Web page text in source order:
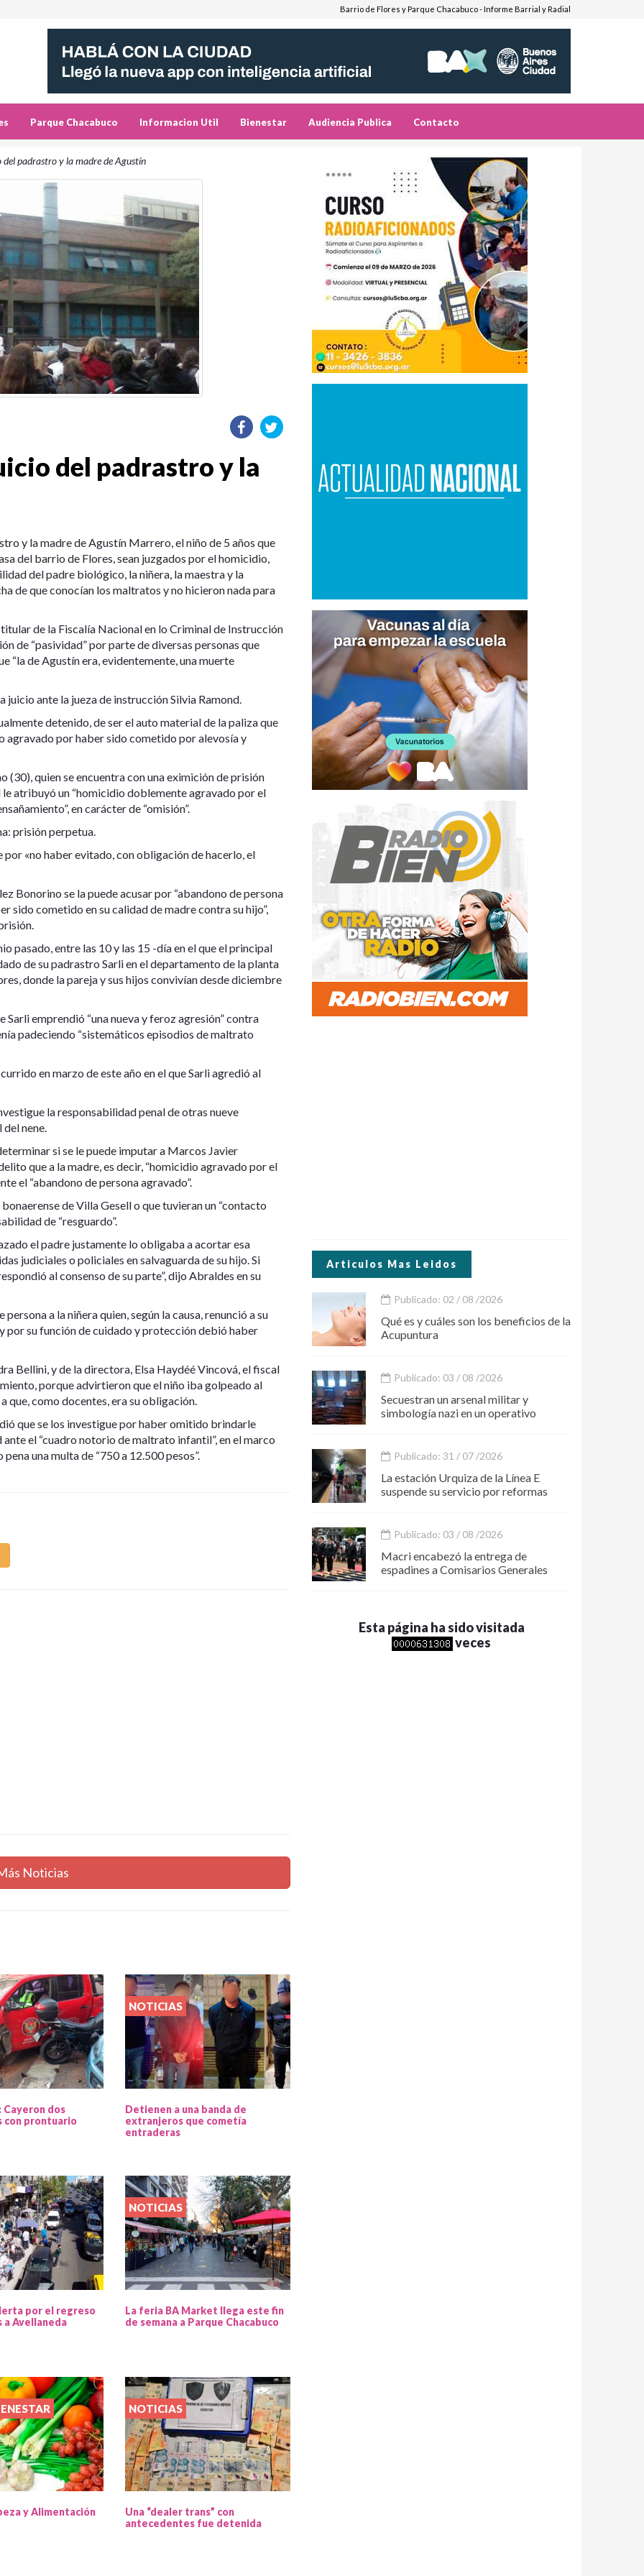
Barrio de Flores y Parque Chacabuco - Informe Barrial y Radial
Parque Chacabuco Informacion Util Bienestar Audiencia Publica Contacto
del padrastro y la madre de Agustín
del padrastro y la
y la madre de Agustín Marrero, el niño de 5 años que
del barrio de Flores, sean juzgados por el homicidio,
del padre biológico, la niñera, la maestra y la
de que conocían los maltratos y no hicieron nada para
de la Fiscalía Nacional en lo Criminal de Instrucción
de “pasividad” por parte de diversas personas que
“la de Agustín era, evidentemente, una muerte
ante la jueza de instrucción Silvia Ramond.
detenido, de ser el auto material de la paliza que
agravado por haber sido cometido por alevosía y
(30), quien se encuentra con una eximición de prisión
atribuyó un “homicidio doblemente agravado por el
en carácter de “omisión”.
prisión perpetua.
«no haber evitado, con obligación de hacerlo, el
Bonorino se la puede acusar por “abandono de persona
sido cometido en su calidad de madre contra su hijo”,
pasado, entre las 10 y las 15 -día en el que el principal
de su padrastro Sarli en el departamento de la planta
donde la pareja y sus hijos convivían desde diciembre
emprendió “una nueva y feroz agresión” contra
padeciendo “sistemáticos episodios de maltrato
en marzo de este año en el que Sarli agredió al
la responsabilidad penal de otras nueve
nene.
si se le puede imputar a Marcos Javier
que a la madre, es decir, “homicidio agravado por el
el “abandono de persona agravado”.
de Villa Gesell o que tuvieran un “contacto
de “resguardo”.
el padre justamente lo obligaba a acortar esa
judiciales o policiales en salvaguarda de su hijo. Si
al consenso de su parte”, dijo Abraldes en su
a la niñera quien, según la causa, renunció a su
por su función de cuidado y protección debió haber
Bellini, y de la directora, Elsa Haydéé Vincová, el fiscal
porque advirtieron que el niño iba golpeado al
que, como docentes, era su obligación.
que se los investigue por haber omitido brindarle
el “cuadro notorio de maltrato infantil”, en el marco
una multa de “750 a 12.500 pesos”.
Noticias
Cayeron dos
con prontuario
NOTICIAS
Detienen a una banda de
extranjeros que cometía
entraderas
por el regreso
a Avellaneda
NOTICIAS
La feria BA Market llega este fin
de semana a Parque Chacabuco
y Alimentación
NOTICIAS
Una “dealer trans” con
antecedentes fue detenida
Articulos Mas Leidos
Publicado: 02 / 08 /2026
Qué es y cuáles son los beneficios de la
Acupuntura
Publicado: 03 / 08 /2026
Secuestran un arsenal militar y
simbología nazi en un operativo
Publicado: 31 / 07 /2026
La estación Urquiza de la Línea E
suspende su servicio por reformas
Publicado: 03 / 08 /2026
Macri encabezó la entrega de
espadines a Comisarios Generales
Esta página ha sido visitada
veces